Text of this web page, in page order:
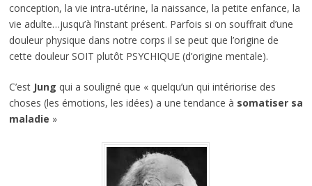
conception, la vie intra-utérine, la naissance, la petite enfance, la
vie adulte…jusqu’à l’instant présent. Parfois si on souffrait d’une
douleur physique dans notre corps il se peut que l’origine de
cette douleur SOIT plutôt PSYCHIQUE (d’origine mentale).
C’est Jung qui a souligné que « quelqu’un qui intériorise des
choses (les émotions, les idées) a une tendance à somatiser sa
maladie »